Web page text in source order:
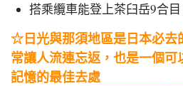
搭乘纜車能登上茶臼岳9合
☆日光與那須地區是日本必去
常讓人流連忘返，也是一個可
記憶的最佳去處